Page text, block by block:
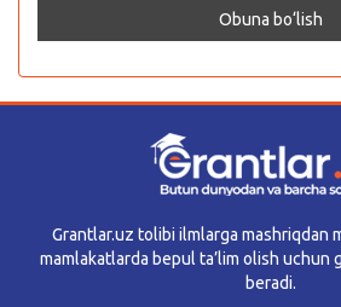
Grantlar.uz tolibi ilmlarga mashriqdan
mamlakatlarda bepul ta’lim olish uchun
beradi.